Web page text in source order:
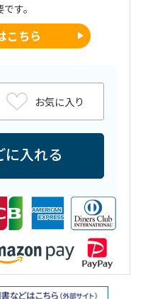
す。
こちら
お気に入り
に入れる